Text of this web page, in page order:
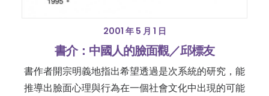
2001 年 5 月 1 日
書介：中國人的臉面觀／邱標友
書作者開宗明義地指出希望透過是次系統的研究，能
推導出臉面心理與行為在一個社會文化中出現的可能